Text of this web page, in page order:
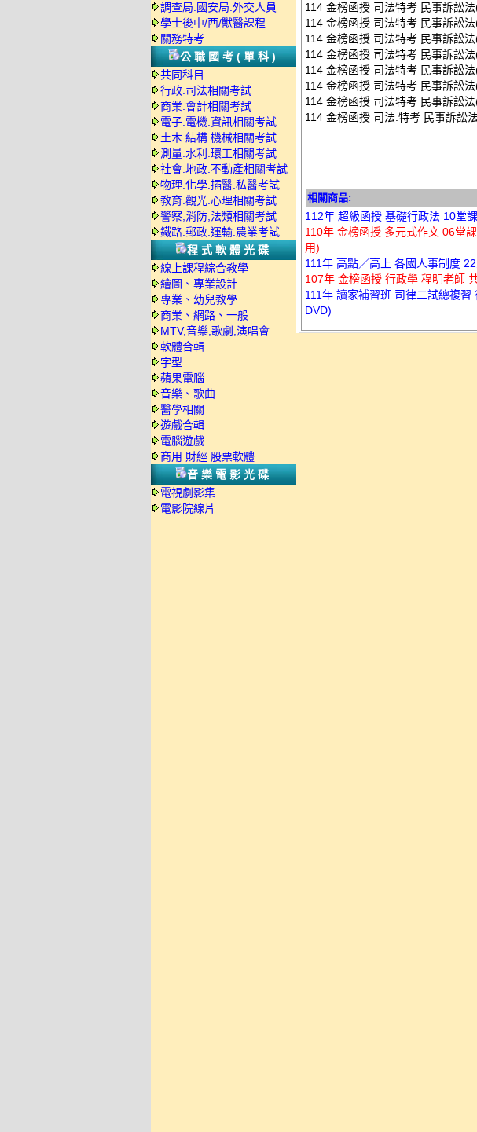
調查局.國安局.外交人員
學士後中/西/獸醫課程
關務特考
公職國考(單科)
共同科目
行政.司法相關考試
商業.會計相關考試
電子.電機.資訊相關考試
土木.結構.機械相關考試
測量.水利.環工相關考試
社會.地政.不動產相關考試
物理.化學.插醫.私醫考試
教育.觀光.心理相關考試
警察,消防,法類相關考試
鐵路.郵政.運輸.農業考試
程式軟體光碟
線上課程綜合教學
繪圖、專業設計
專業、幼兒教學
商業、網路、一般
MTV,音樂,歌劇,演唱會
軟體合輯
字型
蘋果電腦
音樂、歌曲
醫學相關
遊戲合輯
電腦遊戲
商用.財經.股票軟體
音樂電影光碟
電視劇影集
電影院線片
114 金榜函授 司法特考 民事訴訟
114 金榜函授 司法特考 民事訴訟
114 金榜函授 司法特考 民事訴訟
114 金榜函授 司法特考 民事訴訟
114 金榜函授 司法特考 民事訴訟
114 金榜函授 司法特考 民事訴訟
114 金榜函授 司法特考 民事訴訟
114 金榜函授 司法.特考 民事訴訟
相關商品:
112年 超級函授 基礎行政法 10堂
110年 金榜函授 多元式作文 06堂
用)
111年 高點／高上 各國人事制度
107年 金榜函授 行政學 程明老師
111年 讀家補習班 司律二試總複
DVD)